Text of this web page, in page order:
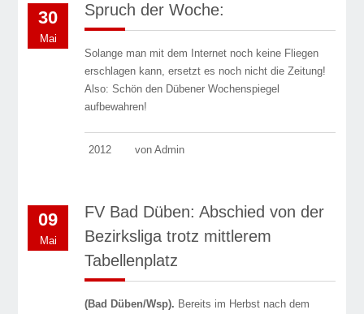
30
Mai
Spruch der Woche:
Solange man mit dem Internet noch keine Fliegen
erschlagen kann, ersetzt es noch nicht die Zeitung!
Also: Schön den Dübener Wochen­spiegel
aufbewahren!
2012 von Admin
09
Mai
FV Bad Düben: Abschied von der
Bezirksliga trotz mittlerem
Tabellenplatz
(Bad Düben/Wsp). Bereits im Herbst nach dem